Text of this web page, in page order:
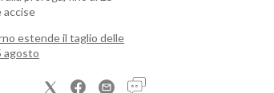
accise
estende il taglio delle
agosto